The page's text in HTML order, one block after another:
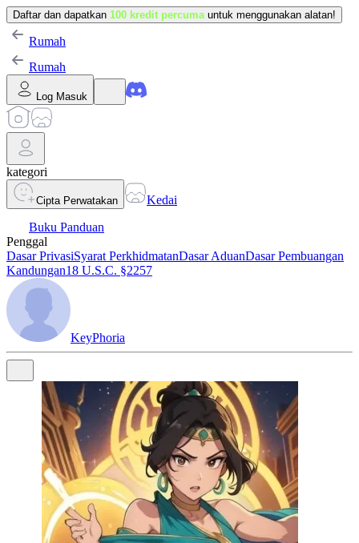
Daftar dan dapatkan 100 kredit percuma untuk menggunakan alatan!
Rumah
Rumah
Log Masuk
kategori
Cipta Perwatakan
Kedai
Buku Panduan
Penggal
Dasar PrivasiSyarat PerkhidmatanDasar AduanDasar Pembuangan
Kandungan18 U.S.C. §2257
KeyPhoria